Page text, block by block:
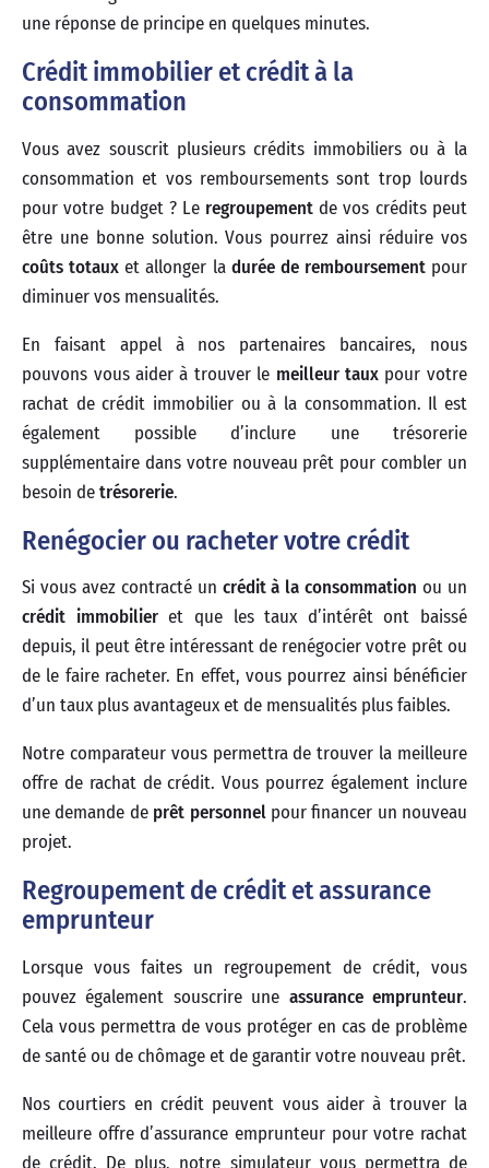
une réponse de principe en quelques minutes.
Crédit immobilier et crédit à la
consommation
Vous avez souscrit plusieurs crédits immobiliers ou à la
consommation et vos remboursements sont trop lourds
pour votre budget ? Le regroupement de vos crédits peut
être une bonne solution. Vous pourrez ainsi réduire vos
coûts totaux et allonger la durée de remboursementpour
diminuer vos mensualités.
En faisant appel à nos partenaires bancaires, nous
pouvons vous aider à trouver le meilleur taux pour votre
rachat de crédit immobilier ou à la consommation. Il est
également possible d’inclure une trésorerie
supplémentaire dans votre nouveau prêt pour combler un
besoin detrésorerie.
Renégocier ou racheter votre crédit
Si vous avez contracté un crédit à la consommation ou un
crédit immobilieret que les taux d’intérêt ont baissé
depuis, il peut être intéressant de renégocier votre prêt ou
de le faire racheter. En effet, vous pourrez ainsi bénéficier
d’un taux plus avantageux et de mensualités plus faibles.
Notre comparateur vous permettra de trouver la meilleure
offre de rachat de crédit. Vous pourrez également inclure
une demande de prêt personnelpour financer un nouveau
projet.
Regroupement de crédit et assurance
emprunteur
Lorsque vous faites un regroupement de crédit, vous
pouvez également souscrire une assurance emprunteur.
Cela vous permettra de vous protéger en cas de problème
de santé ou de chômage et de garantir votre nouveau prêt.
Nos courtiers en crédit peuvent vous aider à trouver la
meilleure offre d’assurance emprunteur pour votre rachat
de crédit. De plus, notre simulateur vous permettra de